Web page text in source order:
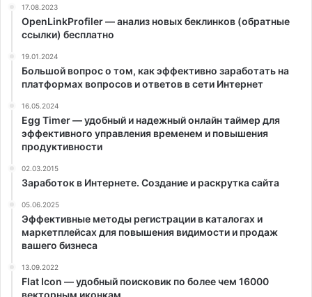
17.08.2023
OpenLinkProfiler — анализ новых беклинков (обратные
ссылки) бесплатно
19.01.2024
Большой вопрос о том, как эффективно заработать на
платформах вопросов и ответов в сети Интернет
16.05.2024
Egg Timer — удобный и надежный онлайн таймер для
эффективного управления временем и повышения
продуктивности
02.03.2015
Заработок в Интернете. Создание и раскрутка сайта
05.06.2025
Эффективные методы регистрации в каталогах и
маркетплейсах для повышения видимости и продаж
вашего бизнеса
13.09.2022
Flat Icon — удобный поисковик по более чем 16000
векторным иконкам